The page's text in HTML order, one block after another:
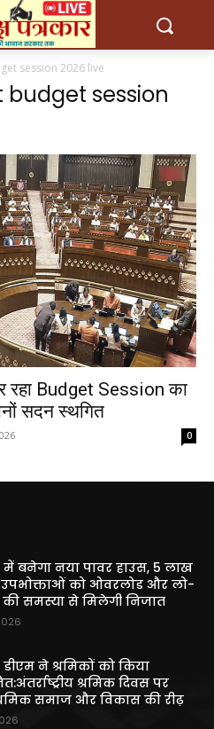
session 2026 live
session
रहा Budget Session का
सदन स्थगित
0
बनेगा नया पावर हाउस, 5 लाख
उपभोक्ताओं को ओवरलोड और लो-
समस्या से मिलेगी निजात
ने श्रमिकों को किया
श्रमिक दिवस पर
समाज और विकास की रीढ़